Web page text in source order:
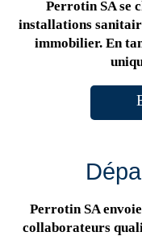
Perrotin SA se
installations
immobilier. En
Perrotin SA
collaborateurs